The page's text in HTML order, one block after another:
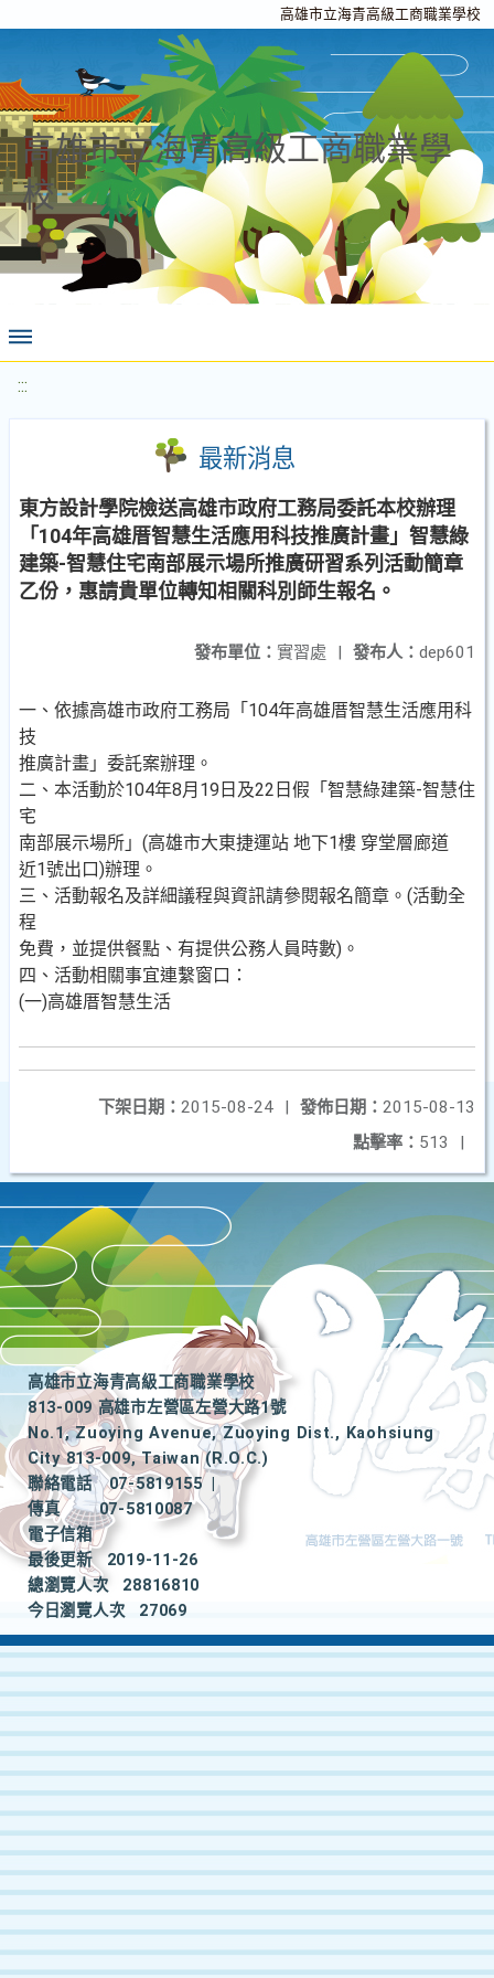
高雄市立海青高級工商職業學校
高雄市立海青高級工商職業學
校
:::
最新消息
東方設計學院檢送高雄市政府工務局委託本校辦理
「104年高雄厝智慧生活應用科技推廣計畫」智慧綠
建築-智慧住宅南部展示場所推廣研習系列活動簡章
乙份，惠請貴單位轉知相關科別師生報名。
發布人： dep601
發布單位： 實習處 |
一、依據高雄市政府工務局「104年高雄厝智慧生活應用科
技
推廣計畫」委託案辦理。
二、本活動於104年8月19日及22日假「智慧綠建築-智慧住
宅
南部展示場所」(高雄市大東捷運站 地下1樓 穿堂層廊道
近1號出口)辦理。
三、活動報名及詳細議程與資訊請參閱報名簡章。(活動全
程
免費，並提供餐點、有提供公務人員時數)。
四、活動相關事宜連繫窗口：
(一)高雄厝智慧生活
發佈日期： 2015-08-13
下架日期： 2015-08-24
|
點擊率： 513 |
高雄市立海青高級工商職業學校
813-009 高雄市左營區左營大路1號
No.1, Zuoying Avenue, Zuoying Dist., Kaohsiung
City 813-009, Taiwan (R.O.C.)
聯絡電話
07-5819155
|
傳真
07-5810087
電子信箱
最後更新
2019-11-26
總瀏覽人次
28816810
今日瀏覽人次
27069